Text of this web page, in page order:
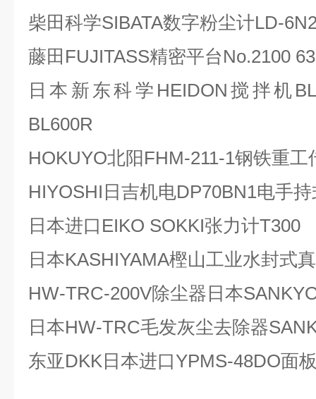
柴田科学SIBATA数字粉尘计LD-
藤田FUJITASS精密平台No.2100
日本新东科学HEIDON搅拌机
BL600R
HOKUYO北阳FHM-211-1钢铁重工
HIYOSHI日吉机电DP70BN1电手
日本进口EIKO SOKKI张力计T300
日本KASHIYAMA樫山工业水封式
HW-TRC-200V除尘器日本
日本HW-TRC毛发灰尘去除器
东亚DKK日本进口YPMS-48DO面